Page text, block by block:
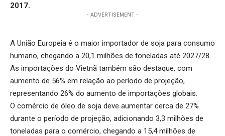
2017.
- ADVERTISEMENT -
A União Europeia é o maior importador de soja para consumo
humano, chegando a 20,1 milhões de toneladas até 2027/28.
As importações do Vietnã também são destaque, com
aumento de 56% em relação ao período de projeção,
representando 26% do aumento de importações globais.
O comércio de óleo de soja deve aumentar cerca de 27%
durante o período de projeção, adicionando 3,3 milhões de
toneladas para o comércio, chegando a 15,4 milhões de